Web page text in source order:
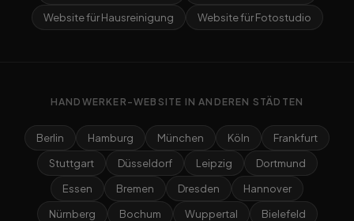
Website für Hausreinigung
Website für Fotostudio
HANDWERKER-WEBSITE IN ANDEREN STÄDTEN
Berlin Hamburg München Köln
Frankfurt
Stuttgart
Düsseldorf Leipzig
Dortmund
Essen
Bremen Dresden
Hannover
Nürnberg
Bochum Wuppertal
Bielefeld